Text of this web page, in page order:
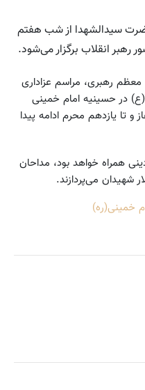
سید‌الشهدا از شب هفتم
رهبر انقلاب برگزار می‌شود.
معظم رهبری، مراسم عزاداری
در حسینیه امام خمینی
تا یازدهم محرم ادامه پیدا
همراه خواهد بود، مداحان
شهیدان می‌پردازند.
خمینی(ره)